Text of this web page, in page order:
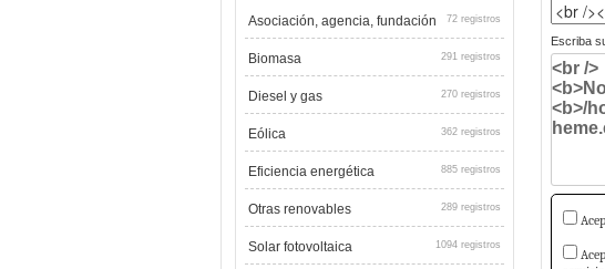
Asociación, agencia, fundación 72 registros
Biomasa 291 registros
Diesel y gas 270 registros
Eólica 362 registros
Eficiencia energética 885 registros
Otras renovables 289 registros
Solar fotovoltaica 1094 registros
Escriba